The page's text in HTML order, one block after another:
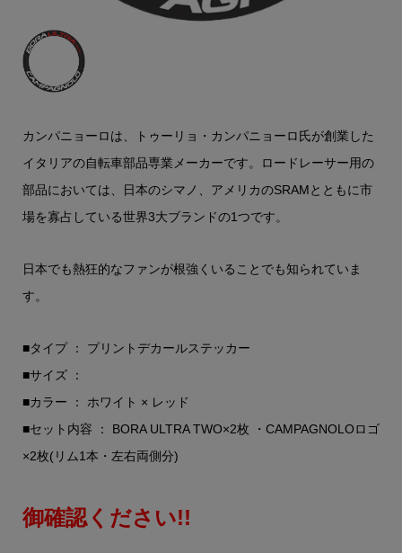
カンパニョーロは、トゥーリョ・カンパニョーロ氏が創業した
イタリアの自転車部品専業メーカーです。ロードレーサー用の
部品においては、日本のシマノ、アメリカのSRAMとともに市
場を寡占している世界3大ブランドの1つです。
日本でも熱狂的なファンが根強くいることでも知られていま
す。
■タイプ ： プリントデカールステッカー
■サイズ ：
■カラー ： ホワイト × レッド
■セット内容 ： BORA ULTRA TWO×2枚 ・CAMPAGNOLOロゴ
×2枚(リム1本・左右両側分)
御確認ください!!